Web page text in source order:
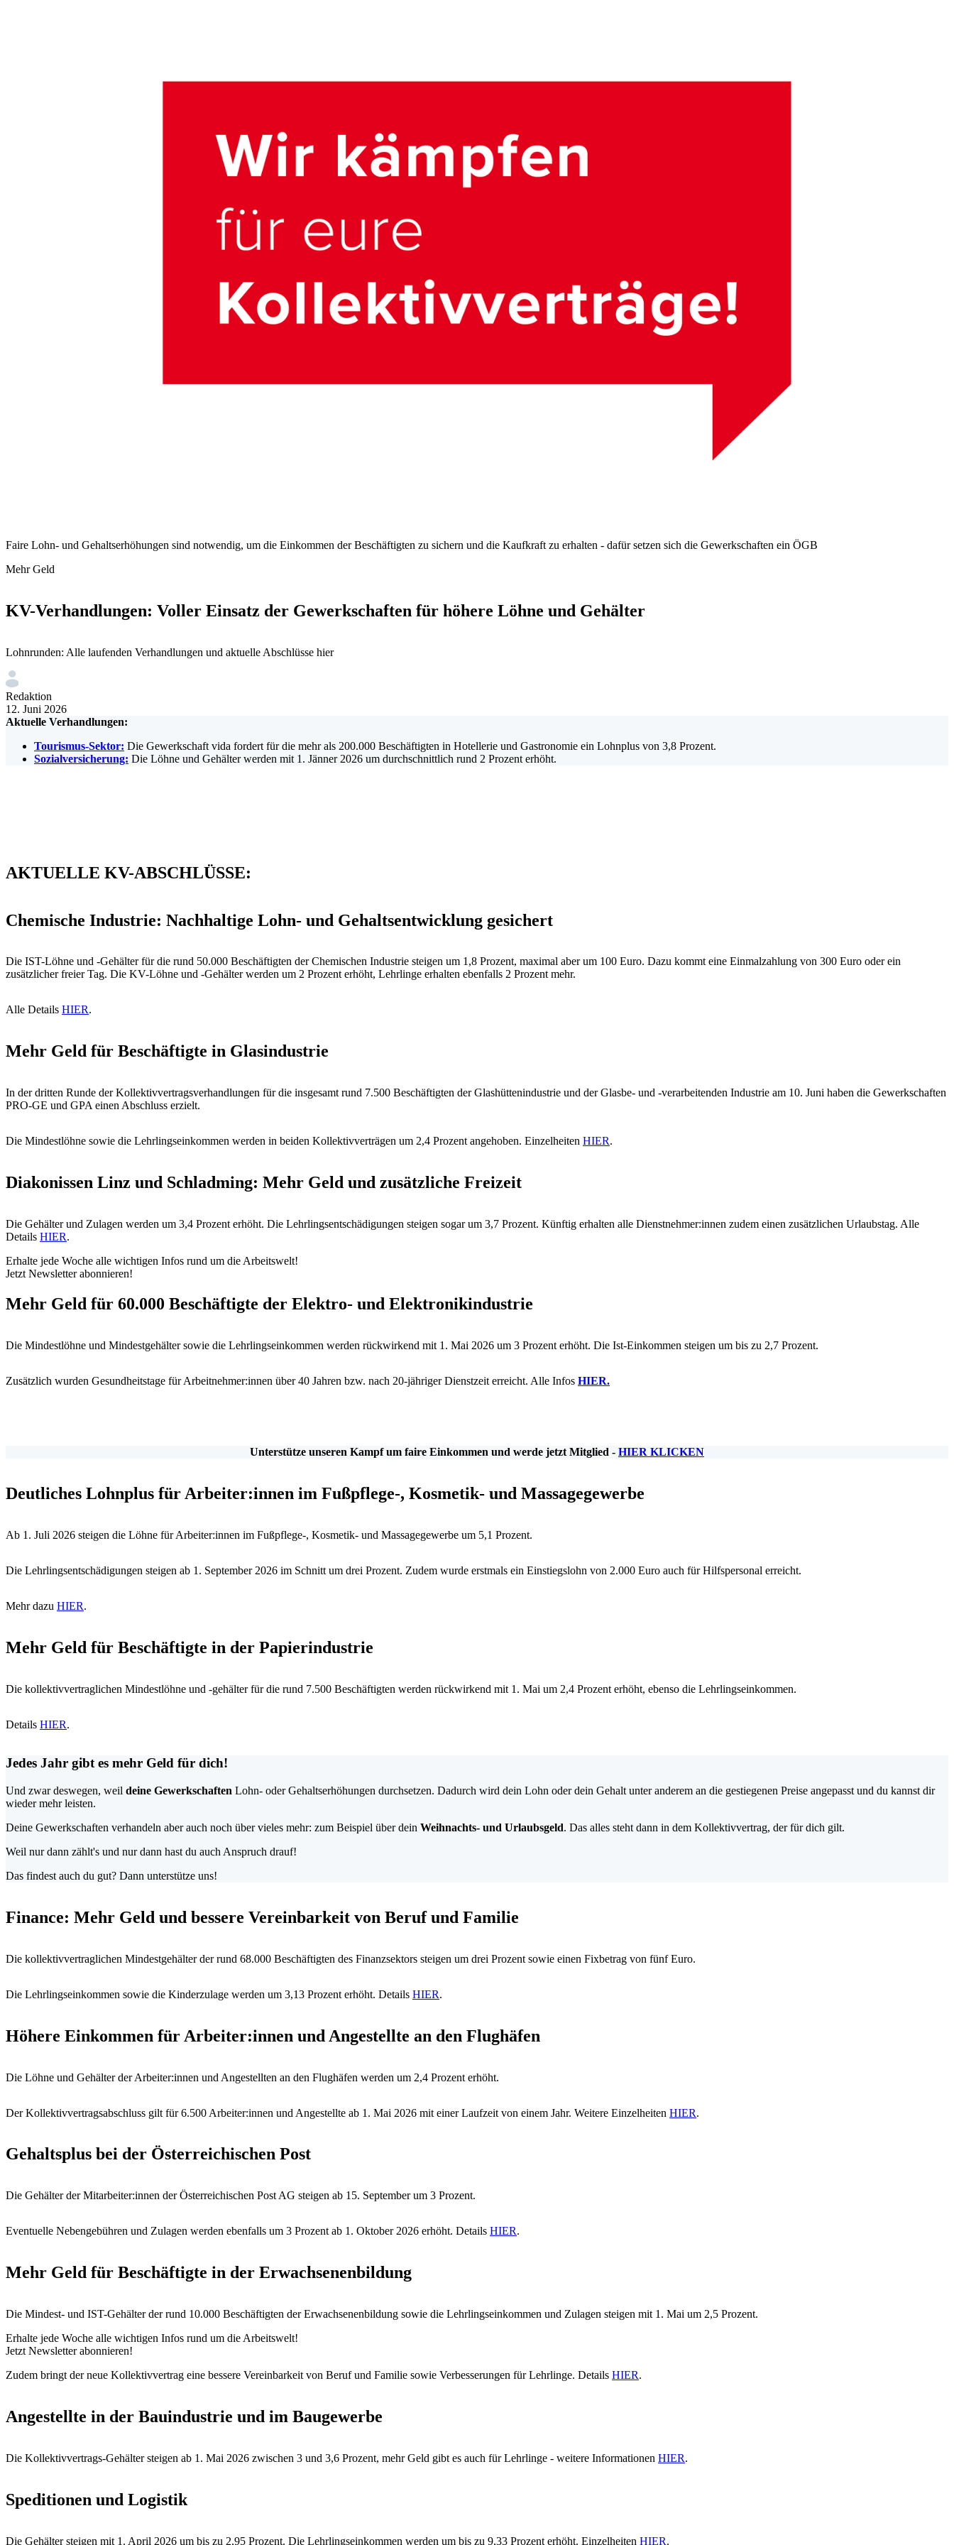
Faire Lohn- und Gehaltserhöhungen sind notwendig, um die Einkommen der Beschäftigten zu sichern und die Kaufkraft zu erhalten - dafür setzen sich die Gewerkschaften ein ÖGB
Mehr Geld
KV-Verhandlungen: Voller Einsatz der Gewerkschaften für höhere Löhne und Gehälter
Lohnrunden: Alle laufenden Verhandlungen und aktuelle Abschlüsse hier
Redaktion
12. Juni 2026
Aktuelle Verhandlungen:
Tourismus-Sektor: Die Gewerkschaft vida fordert für die mehr als 200.000 Beschäftigten in Hotellerie und Gastronomie ein Lohnplus von 3,8 Prozent.
Sozialversicherung: Die Löhne und Gehälter werden mit 1. Jänner 2026 um durchschnittlich rund 2 Prozent erhöht.
AKTUELLE KV-ABSCHLÜSSE:
Chemische Industrie: Nachhaltige Lohn- und Gehaltsentwicklung gesichert
Die IST-Löhne und -Gehälter für die rund 50.000 Beschäftigten der Chemischen Industrie steigen um 1,8 Prozent, maximal aber um 100 Euro. Dazu kommt eine Einmalzahlung von 300 Euro oder ein
zusätzlicher freier Tag. Die KV-Löhne und -Gehälter werden um 2 Prozent erhöht, Lehrlinge erhalten ebenfalls 2 Prozent mehr.
Alle Details HIER.
Mehr Geld für Beschäftigte in Glasindustrie
In der dritten Runde der Kollektivvertragsverhandlungen für die insgesamt rund 7.500 Beschäftigten der Glashüttenindustrie und der Glasbe- und -verarbeitenden Industrie am 10. Juni haben die Gewerkschaften
PRO-GE und GPA einen Abschluss erzielt.
Die Mindestlöhne sowie die Lehrlingseinkommen werden in beiden Kollektivverträgen um 2,4 Prozent angehoben. Einzelheiten HIER.
Diakonissen Linz und Schladming: Mehr Geld und zusätzliche Freizeit
Die Gehälter und Zulagen werden um 3,4 Prozent erhöht. Die Lehrlingsentschädigungen steigen sogar um 3,7 Prozent. Künftig erhalten alle Dienstnehmer:innen zudem einen zusätzlichen Urlaubstag. Alle
Details HIER.
Erhalte jede Woche alle wichtigen Infos rund um die Arbeitswelt!
Jetzt Newsletter abonnieren!
Mehr Geld für 60.000 Beschäftigte der Elektro- und Elektronikindustrie
Die Mindestlöhne und Mindestgehälter sowie die Lehrlingseinkommen werden rückwirkend mit 1. Mai 2026 um 3 Prozent erhöht. Die Ist-Einkommen steigen um bis zu 2,7 Prozent.
Zusätzlich wurden Gesundheitstage für Arbeitnehmer:innen über 40 Jahren bzw. nach 20-jähriger Dienstzeit erreicht. Alle Infos HIER.
Unterstütze unseren Kampf um faire Einkommen und werde jetzt Mitglied - HIER KLICKEN
Deutliches Lohnplus für Arbeiter:innen im Fußpflege-, Kosmetik- und Massagegewerbe
Ab 1. Juli 2026 steigen die Löhne für Arbeiter:innen im Fußpflege-, Kosmetik- und Massagegewerbe um 5,1 Prozent.
Die Lehrlingsentschädigungen steigen ab 1. September 2026 im Schnitt um drei Prozent. Zudem wurde erstmals ein Einstiegslohn von 2.000 Euro auch für Hilfspersonal erreicht.
Mehr dazu HIER.
Mehr Geld für Beschäftigte in der Papierindustrie
Die kollektivvertraglichen Mindestlöhne und -gehälter für die rund 7.500 Beschäftigten werden rückwirkend mit 1. Mai um 2,4 Prozent erhöht, ebenso die Lehrlingseinkommen.
Details HIER.
Jedes Jahr gibt es mehr Geld für dich!
Und zwar deswegen, weil deine Gewerkschaften Lohn- oder Gehaltserhöhungen durchsetzen. Dadurch wird dein Lohn oder dein Gehalt unter anderem an die gestiegenen Preise angepasst und du kannst dir
wieder mehr leisten.
Deine Gewerkschaften verhandeln aber auch noch über vieles mehr: zum Beispiel über dein Weihnachts- und Urlaubsgeld. Das alles steht dann in dem Kollektivvertrag, der für dich gilt.
Weil nur dann zählt's und nur dann hast du auch Anspruch drauf!
Das findest auch du gut? Dann unterstütze uns!
Finance: Mehr Geld und bessere Vereinbarkeit von Beruf und Familie
Die kollektivvertraglichen Mindestgehälter der rund 68.000 Beschäftigten des Finanzsektors steigen um drei Prozent sowie einen Fixbetrag von fünf Euro.
Die Lehrlingseinkommen sowie die Kinderzulage werden um 3,13 Prozent erhöht. Details HIER.
Höhere Einkommen für Arbeiter:innen und Angestellte an den Flughäfen
Die Löhne und Gehälter der Arbeiter:innen und Angestellten an den Flughäfen werden um 2,4 Prozent erhöht.
Der Kollektivvertragsabschluss gilt für 6.500 Arbeiter:innen und Angestellte ab 1. Mai 2026 mit einer Laufzeit von einem Jahr. Weitere Einzelheiten HIER.
Gehaltsplus bei der Österreichischen Post
Die Gehälter der Mitarbeiter:innen der Österreichischen Post AG steigen ab 15. September um 3 Prozent.
Eventuelle Nebengebühren und Zulagen werden ebenfalls um 3 Prozent ab 1. Oktober 2026 erhöht. Details HIER.
Mehr Geld für Beschäftigte in der Erwachsenenbildung
Die Mindest- und IST-Gehälter der rund 10.000 Beschäftigten der Erwachsenenbildung sowie die Lehrlingseinkommen und Zulagen steigen mit 1. Mai um 2,5 Prozent.
Erhalte jede Woche alle wichtigen Infos rund um die Arbeitswelt!
Jetzt Newsletter abonnieren!
Zudem bringt der neue Kollektivvertrag eine bessere Vereinbarkeit von Beruf und Familie sowie Verbesserungen für Lehrlinge. Details HIER.
Angestellte in der Bauindustrie und im Baugewerbe
Die Kollektivvertrags-Gehälter steigen ab 1. Mai 2026 zwischen 3 und 3,6 Prozent, mehr Geld gibt es auch für Lehrlinge - weitere Informationen HIER.
Speditionen und Logistik
Die Gehälter steigen mit 1. April 2026 um bis zu 2,95 Prozent. Die Lehrlingseinkommen werden um bis zu 9,33 Prozent erhöht. Einzelheiten HIER.